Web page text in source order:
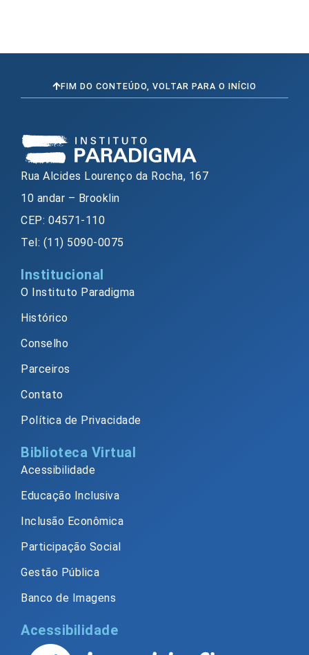
FIM DO CONTEÚDO, VOLTAR PARA O INÍCIO
Rua Alcides Lourenço da Rocha, 167
10 andar – Brooklin
CEP: 04571-110
Tel: (11) 5090-0075
Institucional
O Instituto Paradigma
Histórico
Conselho
Parceiros
Contato
Política de Privacidade
Biblioteca Virtual
Acessibilidade
Educação Inclusiva
Inclusão Econômica
Participação Social
Gestão Pública
Banco de Imagens
Acessibilidade